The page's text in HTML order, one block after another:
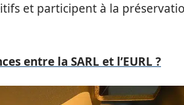
et participent à la
entre la SARL et l’EURL ?